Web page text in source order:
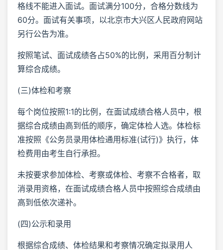
格线不能进入面试。面试满分100分，合格分数线为
60分。面试有关事项，以北京市大兴区人民政府网站
另行公告为准。
按照笔试、面试成绩各占50%的比例，采用百分制计
算综合成绩。
(三)体检和考察
每个岗位按照1:1的比例，在面试成绩合格人员中，根
据综合成绩由高到低的顺序，确定体检人选。体检标
准按照《公务员录用体检通用标准(试行)》执行，体
检费用由考生自行承担。
未按要求参加体检、考察或体检、考察不合格者，取
消录用资格，在面试成绩合格人员中按照综合成绩由
高到低依次递补。
(四)公示和录用
根据综合成绩、体检结果和考察情况确定拟录用人